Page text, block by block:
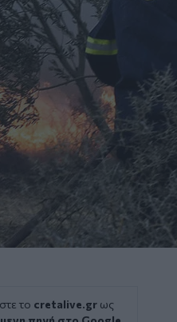
το cretalive.gr ως